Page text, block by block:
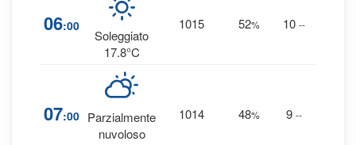
06:00
Soleggiato
17.8°C
1015 52% 10 --
07:00 Parzialmente
nuvoloso
1014 48% 9 --